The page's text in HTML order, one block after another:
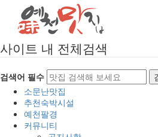
사이트 내 전체검색
검색어 필수
소문난맛집
추천숙박시설
예천팔경
커뮤니티